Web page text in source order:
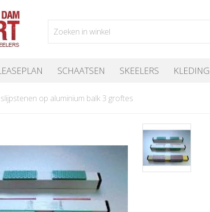
SCHAATSEN SKEELERS KLEDING
op aluminium balk 3 groftes